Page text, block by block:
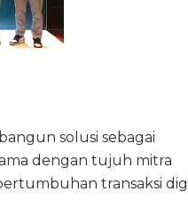
solusi sebagai
dengan tujuh mitra
transaksi